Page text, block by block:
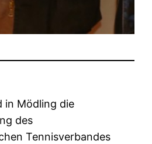
in Mödling die
des
Tennisverbandes